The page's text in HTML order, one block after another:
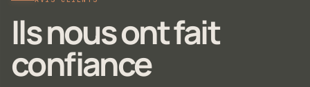
Ils nous ont fait
confiance